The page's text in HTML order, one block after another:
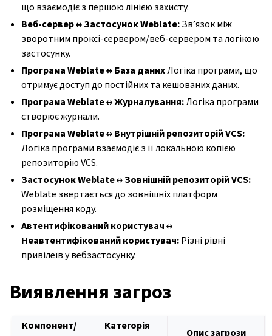
що взаємодіє з першою лінією захисту.
Веб-сервер ↔ Застосунок Weblate:Зв’язок між
зворотним проксі-сервером/веб-сервером та логікою
застосунку.
Програма Weblate ↔ База данихЛогіка програми, що
отримує доступ до постійних та кешованих даних.
Програма Weblate ↔ Журналування:Логіка програми
створює журнали.
Програма Weblate ↔ Внутрішній репозиторій VCS:
Логіка програми взаємодіє з її локальною копією
репозиторію VCS.
Застосунок Weblate ↔ Зовнішній репозиторій VCS:
Weblate звертається до зовнішніх платформ
розміщення коду.
Автентифікований користувач ↔
Неавтентифікований користувач:Різні рівні
привілеїв у вебзастосунку.
Виявлення загроз
Компонент/
Категорія
Опис загрози